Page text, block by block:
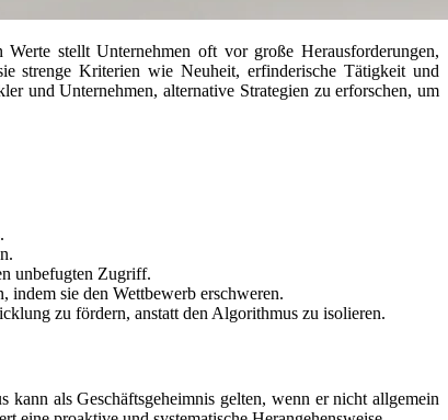
stellt Unternehmen oft vor große Herausforderungen,
strenge Kriterien wie Neuheit, erfinderische Tätigkeit und
und Unternehmen, alternative Strategien zu erforschen, um
unbefugten Zugriff.
sie den Wettbewerb erschweren.
zu fördern, anstatt den Algorithmus zu isolieren.
als Geschäftsgeheimnis gelten, wenn er nicht allgemein